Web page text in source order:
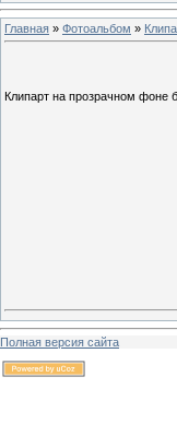
Главная » Фотоальбом »
Клипарт на прозрачном фоне
Полная версия сайта